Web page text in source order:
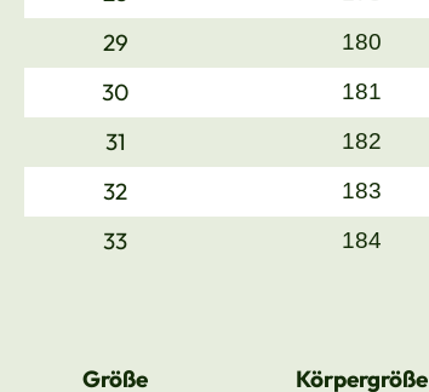
29 180
30 181
31 182
32 183
33 184
Größe Körpergröße